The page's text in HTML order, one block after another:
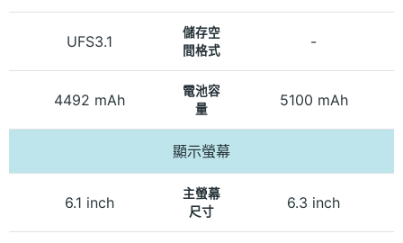
UFS3.1
儲存空
間格式
-
4492 mAh
電池容
量
5100 mAh
顯示螢幕
6.1 inch
主螢幕
尺寸
6.3 inch